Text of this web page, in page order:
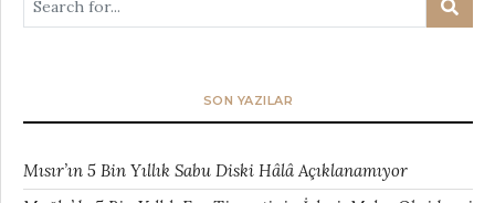
SON YAZILAR
Mısır’ın 5 Bin Yıllık Sabu Diski Hâlâ Açıklanamıyor